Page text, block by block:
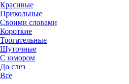
Красивые
Прикольные
Своими словами
Короткие
Трогательные
Шуточные
С юмором
До слез
Все